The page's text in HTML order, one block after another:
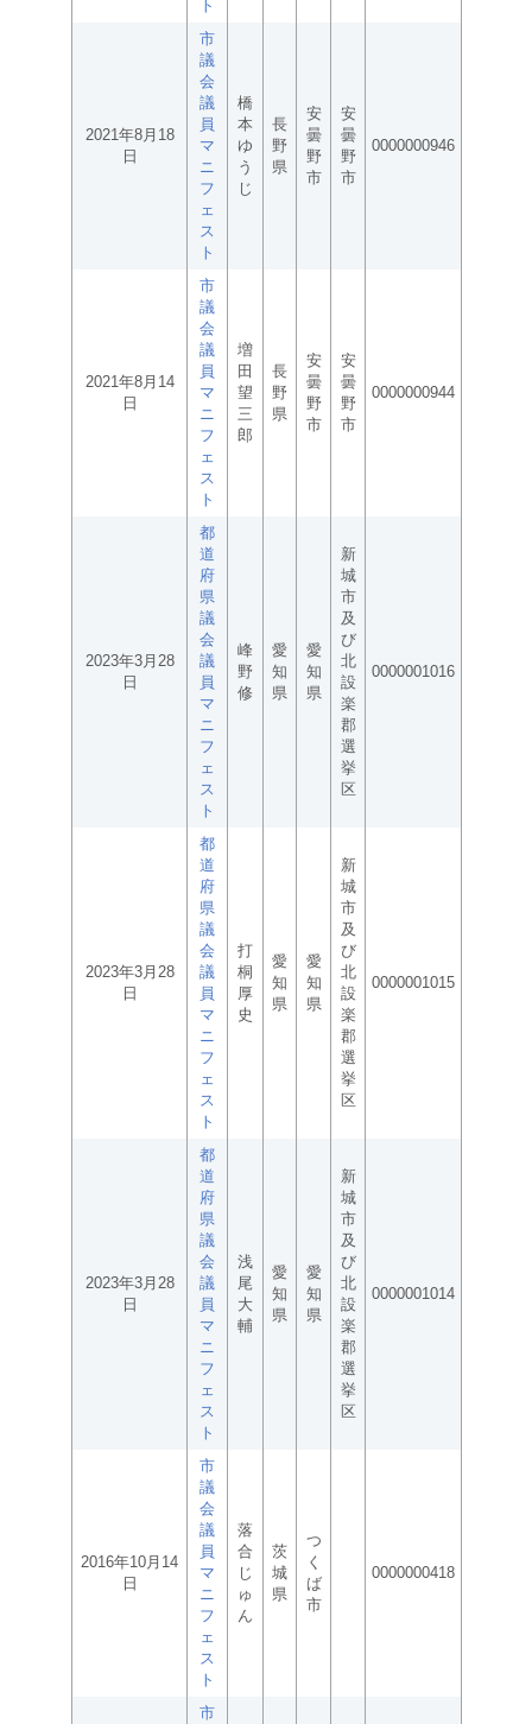
ト
2021年8月18
日
市
議
会
議
員
マ
ニ
フ
ェ
ス
ト
橋
本
ゆ
う
じ
長
野
県
安
曇
野
市
安
曇
野
市
0000000946
2021年8月14
日
市
議
会
議
員
マ
ニ
フ
ェ
ス
ト
増
田
望
三
郎
長
野
県
安
曇
野
市
安
曇
野
市
0000000944
2023年3月28
日
都
道
府
県
議
会
議
員
マ
ニ
フ
ェ
ス
ト
峰
野
修
愛
知
県
愛
知
県
新
城
市
及
び
北
設
楽
郡
選
挙
区
0000001016
2023年3月28
日
都
道
府
県
議
会
議
員
マ
ニ
フ
ェ
ス
ト
打
桐
厚
史
愛
知
県
愛
知
県
新
城
市
及
び
北
設
楽
郡
選
挙
区
0000001015
2023年3月28
日
都
道
府
県
議
会
議
員
マ
ニ
フ
ェ
ス
ト
浅
尾
大
輔
愛
知
県
愛
知
県
新
城
市
及
び
北
設
楽
郡
選
挙
区
0000001014
2016年10月14
日
市
議
会
議
員
マ
ニ
フ
ェ
ス
ト
落
合
じ
ゅ
ん
茨
城
県
つ
く
ば
市
0000000418
市